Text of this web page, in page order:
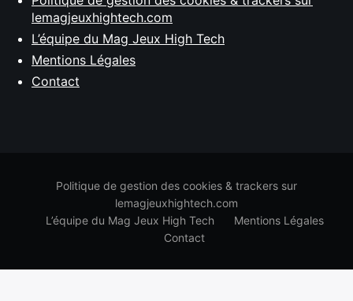
lemagjeuxhightech.com
L’équipe du Mag Jeux High Tech
Mentions Légales
Contact
Politique de gestion des cookies & trackers sur
lemagjeuxhightech.com
L’équipe du Mag Jeux High Tech
Mentions Légales
Contact